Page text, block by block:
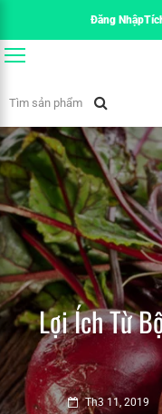
Đăng Nhập
Lợi Ích Từ
Th3 11, 2019